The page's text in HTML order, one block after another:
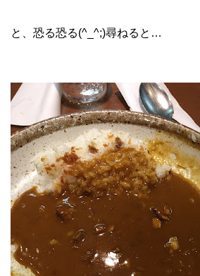
と、恐る恐る(^_^;)尋ねると…